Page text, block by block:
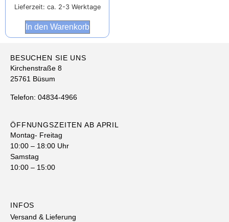
Lieferzeit: ca. 2-3 Werktage
In den Warenkorb
BESUCHEN SIE UNS
Kirchenstraße 8
25761 Büsum
Telefon: 04834-4966
ÖFFNUNGSZEITEN AB APRIL
Montag- Freitag
10:00 – 18:00 Uhr
Samstag
10:00 – 15:00
INFOS
Versand & Lieferung